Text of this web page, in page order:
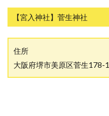
【宮入神社】菅生神社
住所
大阪府堺市美原区菅生178-1